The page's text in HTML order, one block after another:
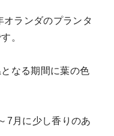
オランダのプランタ
。
なる期間に葉の色
7月に少し香りのあ